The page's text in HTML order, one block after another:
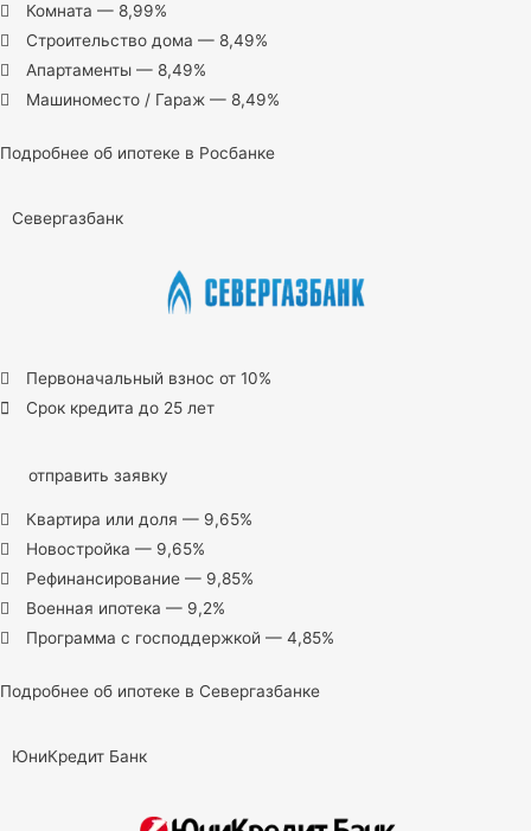
Комната — 8,99%
Строительство дома — 8,49%
Апартаменты — 8,49%
Машиноместо / Гараж — 8,49%
Подробнее об ипотеке в Росбанке
Севергазбанк
Первоначальный взнос от 10%
Срок кредита до 25 лет
отправить заявку
Квартира или доля — 9,65%
Новостройка — 9,65%
Рефинансирование — 9,85%
Военная ипотека — 9,2%
Программа с господдержкой — 4,85%
Подробнее об ипотеке в Севергазбанке
ЮниКредит Банк